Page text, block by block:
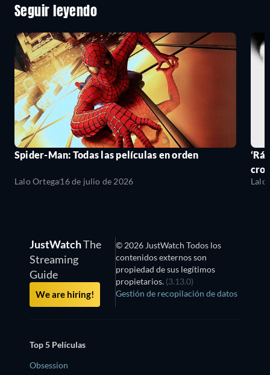
Seguir leyendo
Spider-Man: Todas las películas en orden
Lalo Ortega16 de julio de 2026 Lalo
JustWatchThe
Streaming
Guide
We are hiring!
© 2026 JustWatch Todos los
contenidos externos son
propiedad de sus legítimos
propietarios. (3.13.0)
Gestión de recopilación de datos
Top 5 Películas
Obsession